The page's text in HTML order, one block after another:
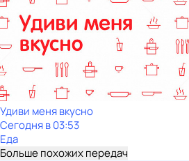
Удиви меня вкусно
Сегодня в 03:53
Еда
Больше похожих передач